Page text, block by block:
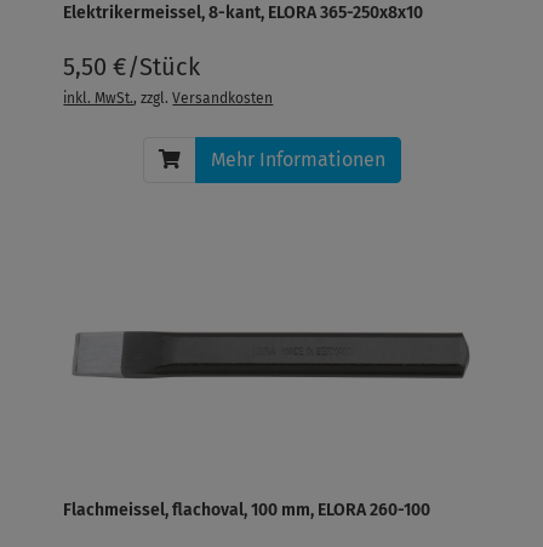
Elektrikermeissel, 8-kant, ELORA 365-250x8x10
5,50 €/Stück
inkl. MwSt., zzgl.Versandkosten
Mehr Informationen
Flachmeissel, flachoval, 100 mm, ELORA 260-100